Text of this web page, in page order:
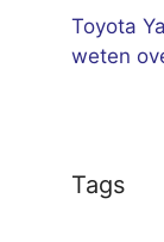
Toyota
weten
Tags